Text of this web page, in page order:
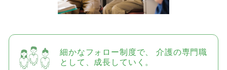
細かなフォロー制度で、
介護の専門職
として、成長していく。